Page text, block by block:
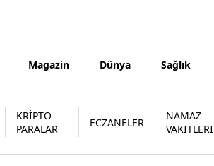
Magazin Dünya Sağlık
KRİPTO
PARALAR
ECZANELER
NAMAZ
VAKİTLERİ